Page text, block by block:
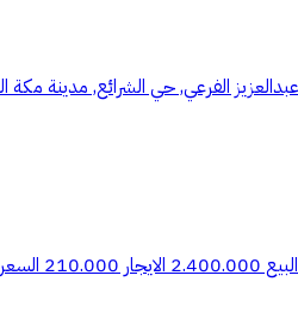
الفرعي, حي الشرائع, مدينة
التواصل))